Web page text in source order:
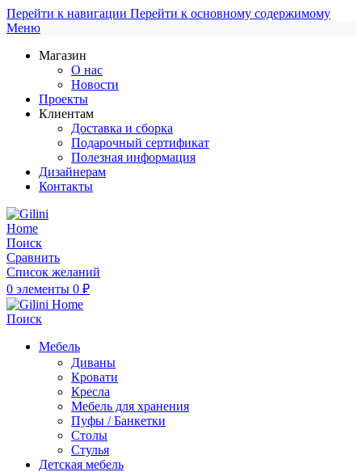
Перейти к навигации Перейти к основному содержимому
Меню
Магазин
О нас
Новости
Проекты
Клиентам
Доставка и сборка
Подарочный сертификат
Полезная информация
Дизайнерам
Контакты
Поиск
Сравнить
Список желаний
0 элементы 0 ₽
Поиск
Мебель
Диваны
Кровати
Кресла
Мебель для хранения
Пуфы / Банкетки
Столы
Стулья
Детская мебель